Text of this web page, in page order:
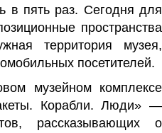
в пять раз. Сегодня для
пространства
территория музея,
посетителей.
музейном комплексе
Корабли. Люди» —
рассказывающих о